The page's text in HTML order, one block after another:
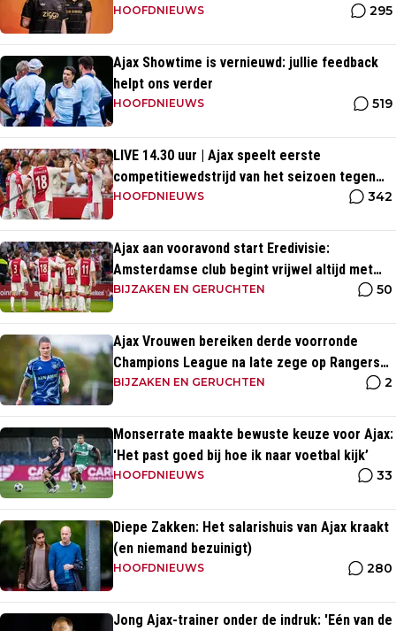
momenten uit clubhistorie
HOOFDNIEUWS 295
Ajax Showtime is vernieuwd: jullie feedback
helpt ons verder
HOOFDNIEUWS 519
LIVE 14.30 uur | Ajax speelt eerste
competitiewedstrijd van het seizoen tegen
PEC Zwolle
HOOFDNIEUWS 342
Ajax aan vooravond start Eredivisie:
Amsterdamse club begint vrijwel altijd met
zege
BIJZAKEN EN GERUCHTEN 50
Ajax Vrouwen bereiken derde voorronde
Champions League na late zege op Rangers
FC
BIJZAKEN EN GERUCHTEN 2
Monserrate maakte bewuste keuze voor Ajax:
'Het past goed bij hoe ik naar voetbal kijk’
HOOFDNIEUWS 33
Diepe Zakken: Het salarishuis van Ajax kraakt
(en niemand bezuinigt)
HOOFDNIEUWS 280
Jong Ajax-trainer onder de indruk: 'Eén van de